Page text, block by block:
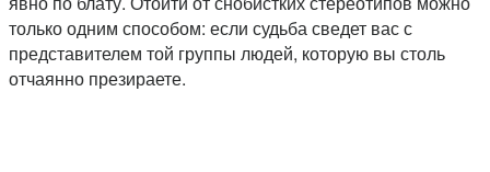
только одним способом: если судьба сведет вас с
представителем той группы людей, которую вы столь
отчаянно презираете.